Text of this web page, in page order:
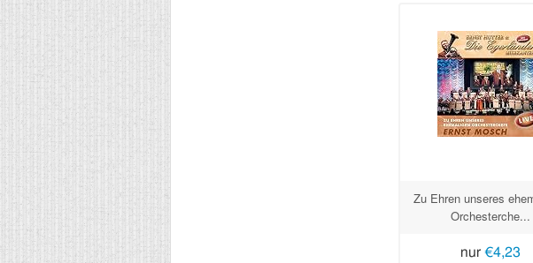
Zu Ehren unseres
Orchesterche...
nur €4,23